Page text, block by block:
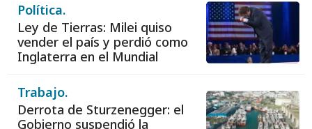
Política.
Ley de Tierras: Milei quiso
vender el país y perdió como
Inglaterra en el Mundial
Trabajo.
Derrota de Sturzenegger: el
Gobierno suspendió la